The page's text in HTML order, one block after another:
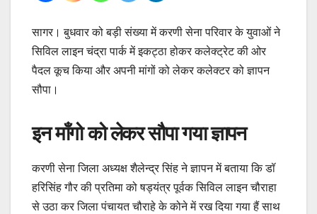
सागर। बुधवार को बड़ी संख्या में करणी सेना परिवार के युवाओं ने
सिविल लाइन चंद्रा पार्क में इकट्ठा होकर कलेक्ट्रेट की ओर
पैदल कूच किया और अपनी मांगों को लेकर कलेक्टर को ज्ञापन
सौपा।
इन माँगो को लेकर सौपा गया ज्ञापन
करणी सेना जिला अध्यक्ष शैलेन्द्र सिंह ने ज्ञापन में बताया कि डॉ
हरिसिंह गौर की प्रतिमा को षड्यंत्र पूर्वक सिविल लाइन चौराहा
से उठा कर जिला पंचायत चौराहे के कोने में रख दिया गया हैं साथ